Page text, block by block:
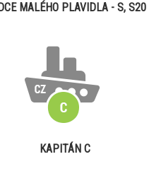
MALÉHO PLAVIDLA - S, S20
KAPITÁN C